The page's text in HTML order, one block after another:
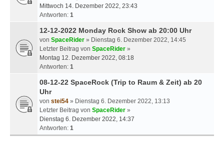
Mittwoch 14. Dezember 2022, 23:43
Antworten: 1
12-12-2022 Monday Rock Show ab 20:00 Uhr
von SpaceRider » Dienstag 6. Dezember 2022, 14:45
Letzter Beitrag von SpaceRider »
Montag 12. Dezember 2022, 08:18
Antworten: 1
08-12-22 SpaceRock (Trip to Raum & Zeit) ab 20
Uhr
von stei54 » Dienstag 6. Dezember 2022, 13:13
Letzter Beitrag von SpaceRider »
Dienstag 6. Dezember 2022, 14:37
Antworten: 1